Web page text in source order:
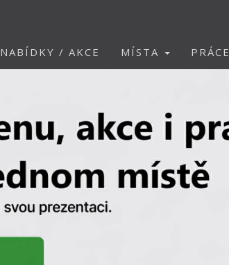
NABÍDKY / AKCE MÍSTA PRÁCE